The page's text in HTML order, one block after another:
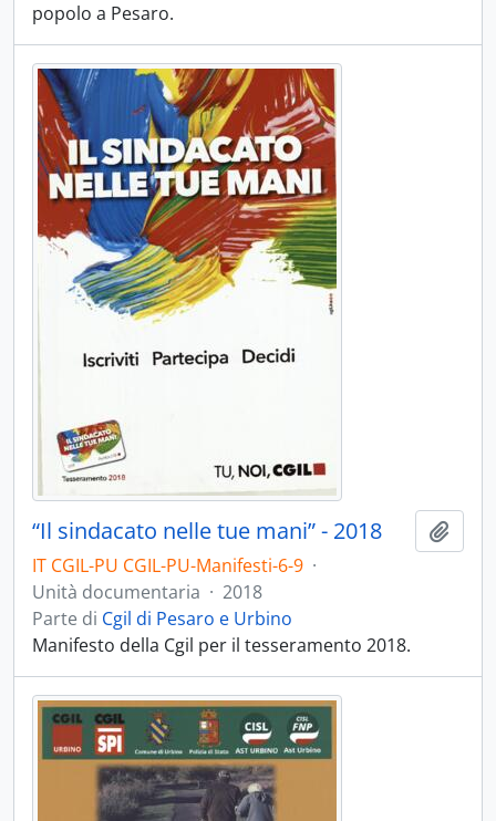
popolo a Pesaro.
“Il sindacato nelle tue mani” - 2018
IT CGIL-PU CGIL-PU-Manifesti-6-9 ·
Unità documentaria · 2018
Parte di Cgil di Pesaro e Urbino
Manifesto della Cgil per il tesseramento 2018.